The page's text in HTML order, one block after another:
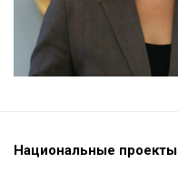
Национальные проекты